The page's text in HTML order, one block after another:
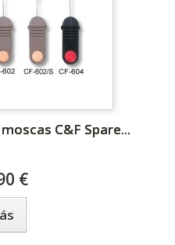
C&F Spare...
€